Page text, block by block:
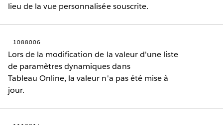
lieu de la vue personnalisée souscrite.
1088006
Lors de la modification de la valeur d'une liste
de paramètres dynamiques dans
Tableau Online, la valeur n'a pas été mise à
jour.